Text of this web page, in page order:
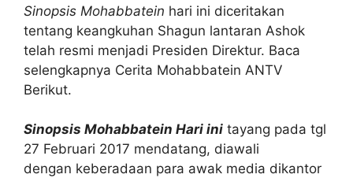
Sinopsis Mohabbatein hari ini diceritakan
tentang keangkuhan Shagun lantaran Ashok
telah resmi menjadi Presiden Direktur. Baca
selengkapnya Cerita Mohabbatein ANTV
Berikut.
Sinopsis Mohabbatein Hari ini tayang pada tgl
27 Februari 2017 mendatang, diawali
dengan keberadaan para awak media dikantor